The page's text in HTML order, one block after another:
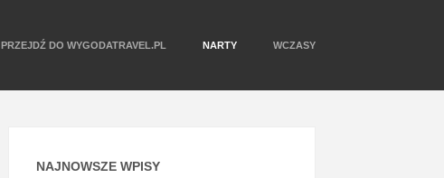
PRZEJDŹ DO WYGODATRAVEL.PL NARTY WCZASY
NAJNOWSZE WPISY